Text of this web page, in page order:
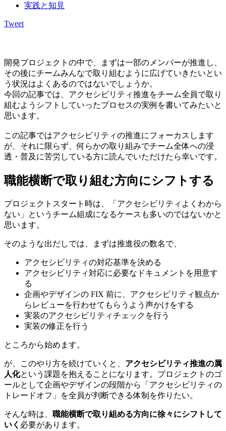
実践と知見
Tweet
開発プロジェクトの中で、まずは一部のメンバーが推進し、
その後にチームみんなで取り組むように広げていきたいとい
う状況はよくあるのではないでしょうか。
今回の記事では、アクセシビリティ推進をチーム全員で取り
組むようシフトしていったプロセスの実例を書いてみたいと
思います。
この記事ではアクセシビリティの推進にフォーカスします
が、それに限らず、何らかの取り組みでチーム全体への浸
透・普及に苦労している方に読んでいただけたら幸いです。
職能横断で取り組む方向にシフトする
プロジェクトスタート時は、「アクセシビリティよくわから
ない」というチーム組成になるケースも多いのではないかと
思います。
そのような出だしでは、まずは推進役の数名で、
アクセシビリティの対応基準を決める
アクセシビリティ対応に必要なドキュメントを用意す
る
企画やデザインの FIX 前に、アクセシビリティ観点か
らレビューを行わせてもらうよう声かけをする
実装のアクセシビリティチェックを行う
実装の修正を行う
ところから始めます。
が、このやり方を続けていくと、 アクセシビリティ推進の属
人化という課題を抱えることになります。プロジェクトのゴ
ールとして企画やデザインの段階から「アクセシビリティの
トレードオフ」を全員が判断できる体制を作りたい。
そんな時は、 職能横断で取り組める方向に徐々にシフトして
いく 必要があります。